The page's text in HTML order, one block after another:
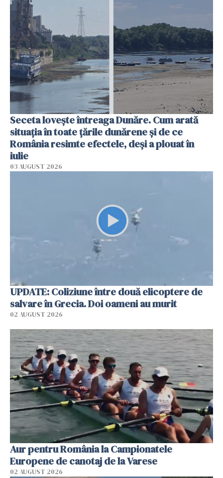
Seceta lovește întreaga Dunăre. Cum arată
situația în toate țările dunărene și de ce
România resimte efectele, deși a plouat în
iulie
03 AUGUST 2026
UPDATE: Coliziune între două elicoptere de
salvare în Grecia. Doi oameni au murit
02 AUGUST 2026
Aur pentru România la Campionatele
Europene de canotaj de la Varese
02 AUGUST 2026